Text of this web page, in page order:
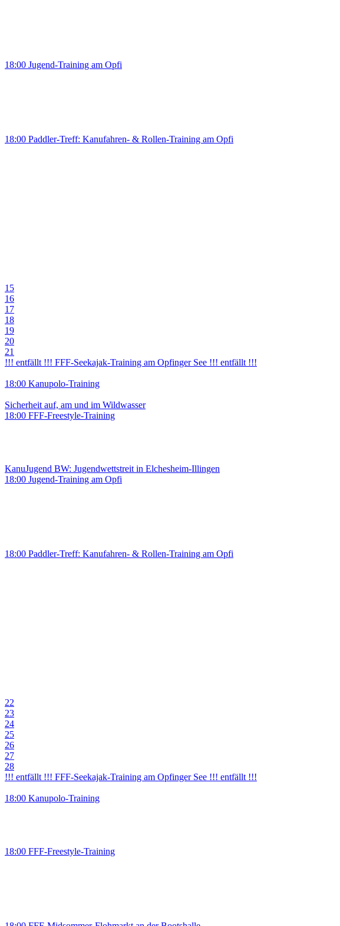
18:00 Jugend-Training am Opfi
18:00 Paddler-Treff: Kanufahren- & Rollen-Training am Opfi
15
16
17
18
19
20
21
!!! entfällt !!! FFF-Seekajak-Training am Opfinger See !!! entfällt !!!
18:00 Kanupolo-Training
Sicherheit auf, am und im Wildwasser
18:00 FFF-Freestyle-Training
KanuJugend BW: Jugendwettstreit in Elchesheim-Illingen
18:00 Jugend-Training am Opfi
18:00 Paddler-Treff: Kanufahren- & Rollen-Training am Opfi
22
23
24
25
26
27
28
!!! entfällt !!! FFF-Seekajak-Training am Opfinger See !!! entfällt !!!
18:00 Kanupolo-Training
18:00 FFF-Freestyle-Training